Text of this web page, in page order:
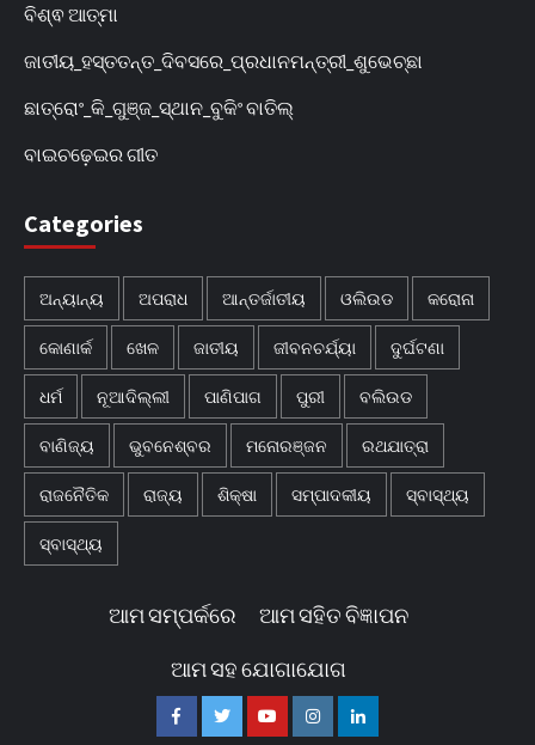
ବିଶ୍ଵ ଆତ୍ମା
ଜାତୀୟ_ହସ୍ତତନ୍ତ_ଦିବସରେ_ପ୍ରଧାନମନ୍ତ୍ରୀ_ଶୁଭେଚ୍ଛା
ଛାତ୍ରୋଂ_କି_ଗୁଞ୍ଜ_ସ୍ଥାନ_ବୁକିଂ ବାତିଲ୍
ବାଇଚଢ଼େଇର ଗୀତ
Categories
ଅନ୍ୟାନ୍ୟ ଅପରାଧ ଆନ୍ତର୍ଜାତୀୟ ଓଲିଉଡ କରୋନା
କୋଣାର୍କ ଖେଳ ଜାତୀୟ ଜୀବନଚର୍ଯ୍ୟା ଦୁର୍ଘଟଣା
ଧର୍ମ ନୂଆଦିଲ୍ଲୀ ପାଣିପାଗ ପୁରୀ ବଲିଉଡ
ବାଣିଜ୍ୟ ଭୁବନେଶ୍ବର ମନୋରଞ୍ଜନ ରଥଯାତ୍ରା
ରାଜନୈତିକ ରାଜ୍ୟ ଶିକ୍ଷା ସମ୍ପାଦକୀୟ ସ୍ବାସ୍ଥ୍ୟ
ସ୍ବାସ୍ଥ୍ୟ
ଆମ ସମ୍ପର୍କରେ ଆମ ସହିତ ବିଜ୍ଞାପନ
ଆମ ସହ ଯୋଗାଯୋଗ
FacebookTwitterYoutubeInstagramLinkedin